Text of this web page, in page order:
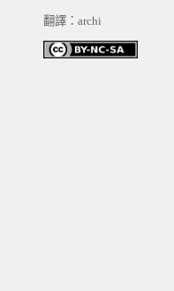
翻譯：archi